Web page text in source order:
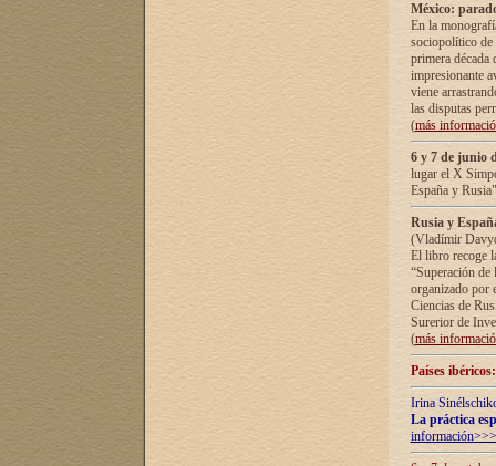
México:
En la
sociopolítico de
primera década
impresionante
viene
las disputas
(más
6 y 7 de junio
lugar el X
España y
Rusia y
(Vladímir
El libro recoge
“Superación
organizado por
Ciencias de
Surerior de
(más
Países
Irina
La práctica
información>>>